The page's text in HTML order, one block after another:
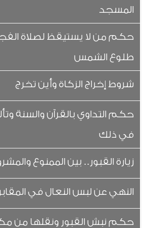
المسجد
حكم من لا يستيقظ لصلاة
طلوع الشمس
شروط إخراج الزكاة وأين تخرج
حكم التداوي بالقرآن والسنة
في ذلك
زيارة القبور.. بين الممنوع
النهي عن لبس النعال في المقابر
حكم نبش القبور ونقلها من